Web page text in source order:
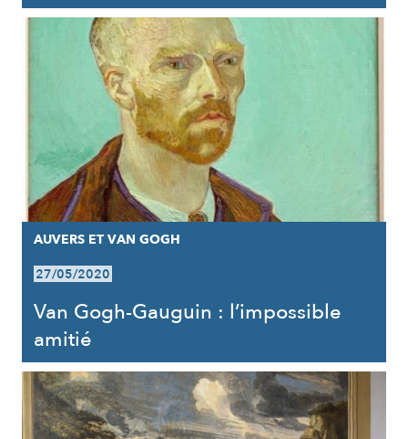
AUVERS ET VAN GOGH
27/05/2020
Van Gogh-Gauguin : l’impossible
amitié